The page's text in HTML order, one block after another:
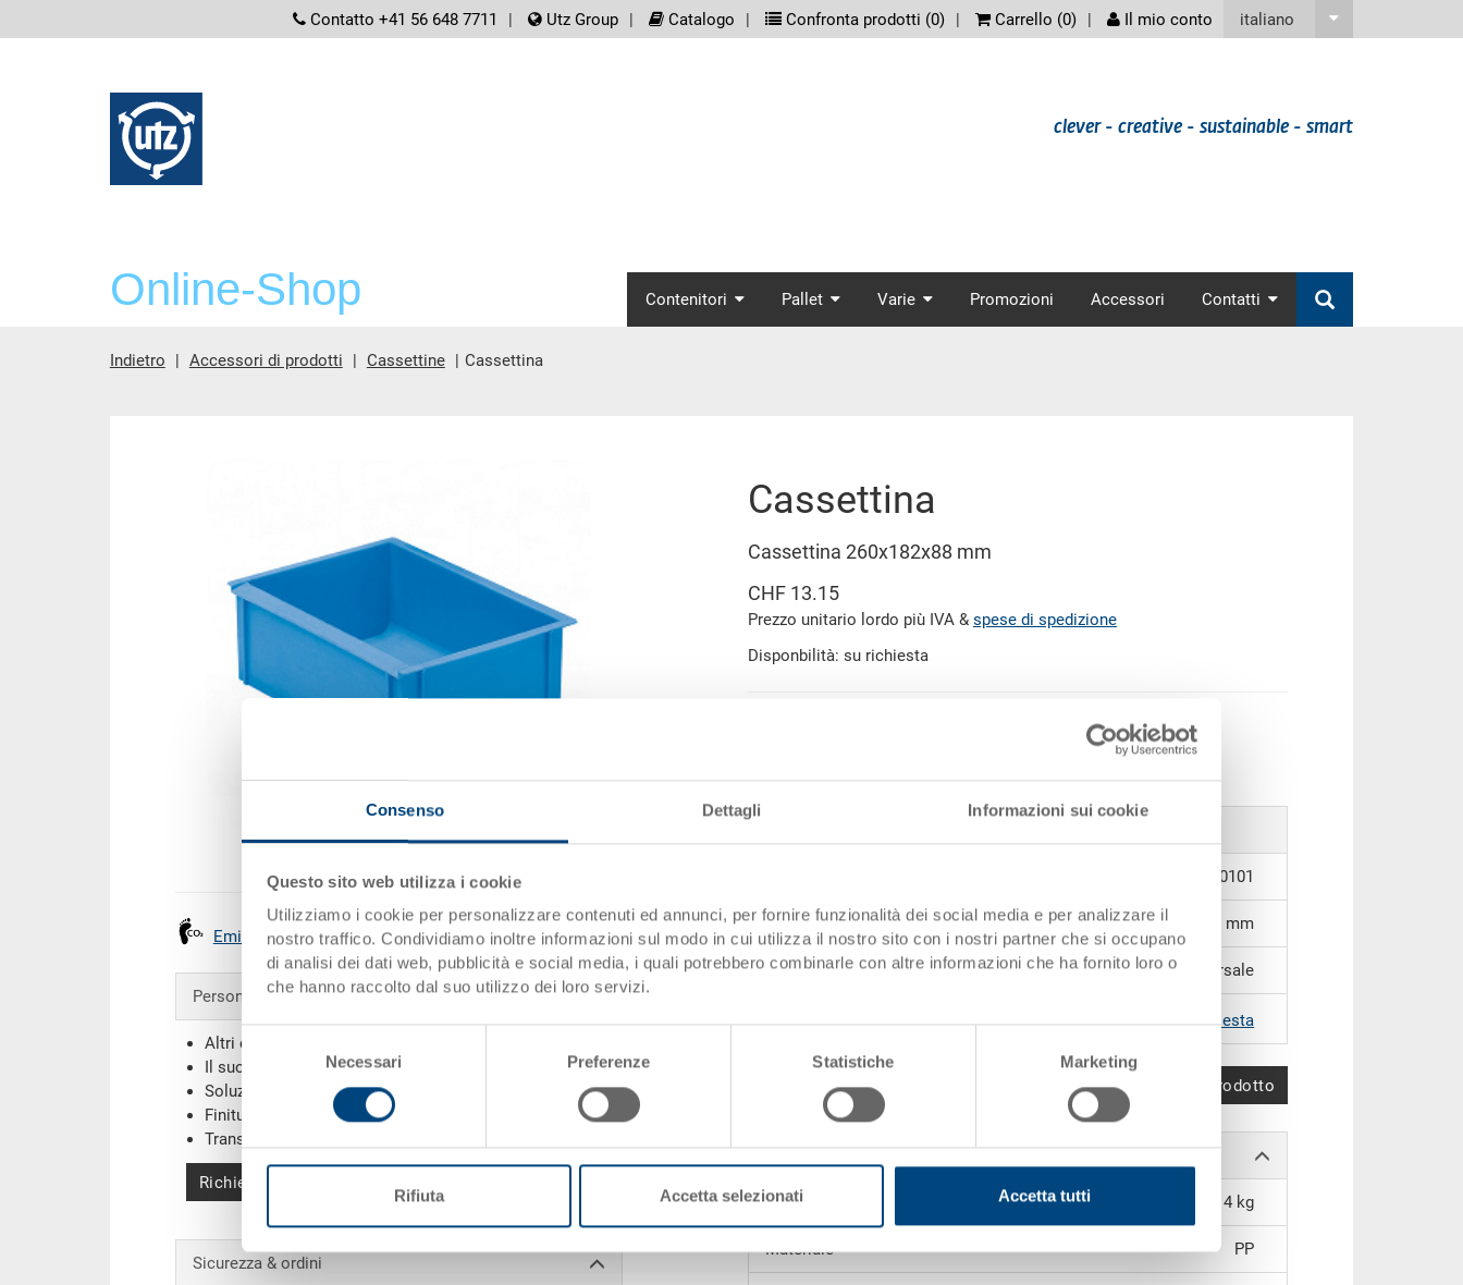
Consenso Dettagli Informazioni sui cookie
Questo sito web utilizza i cookie
Utilizziamo i cookie per personalizzare contenuti ed annunci, per fornire funzionalità dei social media e per analizzare il
nostro traffico. Condividiamo inoltre informazioni sul modo in cui utilizza il nostro sito con i nostri partner che si occupano
di analisi dei dati web, pubblicità e social media, i quali potrebbero combinarle con altre informazioni che ha fornito loro o
che hanno raccolto dal suo utilizzo dei loro servizi.
del
consenso
Necessari Preferenze Statistiche Marketing
Rifiuta Accetta selezionati Accetta tutti
italiano
screenreader.meta_nav
Contatto +41 56 648 7711 Utz Group Catalogo Confronta prodotti (0) Carrello (0) Il mio conto
clever - creative - sustainable - smart
Online-Shop screenreader.main_nav
Contenitori Pallet Varie Promozioni Accessori Contatti
Indietro Accessori di prodotti Cassettine Cassettina
Emissioni
Personalizzazioni - la nostra specialità
Altri colori
Il suo logo / etichette(Esempi)
Soluzioni individuali
Finiture
Transponder (RFID) / Barcodes
Richiedi offerta
Sicurezza & ordini
Cassettina
Cassettina 260x182x88 mm
CHF 13.15
Prezzo unitario lordo più IVA & spese di spedizione
Disponbilità: su richiesta
Aggiungere al carrello
3-908.5070.0101
Dimensioni esterne: 260 x 182 x 88 mm
Misura: 1/2 trasversale
RAL 5012 |Altri colori su richiesta
Richiedi offerta Confronta prodotto
Peso 0.14 kg
Materiale PP